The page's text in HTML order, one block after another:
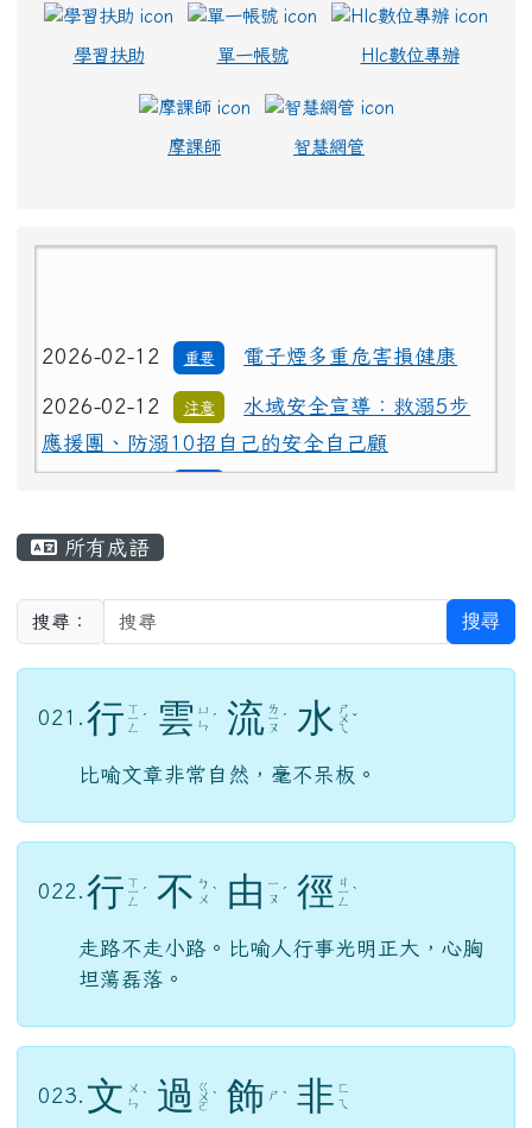
學習扶助 單一帳號 Hlc數位專辦
摩課師 智慧網管
重要
注意
應援團、防溺10招自己的安全自己顧
2026-02-12 重要 電子煙多重危害損健康
應援團、防溺10招自己的安全自己顧
所有成語
搜尋： 搜尋
021. 行 ㄒ
ㄧ
ㄥ
ˊ 雲 ㄩ
ㄣ ˊ 流 ㄌ
ㄧ
ㄡ
ˊ 水 ㄕ
ㄨ
ㄟ
ˇ
比喻文章非常自然，毫不呆板。
022. 行 ㄒ
ㄧ
ㄥ
ˊ 不 ㄅ
ㄨ ˋ 由 ㄧ
ㄡ ˊ 徑 ㄐ
ㄧ
ㄥ
ˋ
走路不走小路。比喻人行事光明正大，心胸
坦蕩磊落。
023. 文 ㄨ
ㄣ ˋ 過 ㄍ
ㄨ
ㄛ
ˋ 飾 ㄕ ˋ 非 ㄈ
ㄟ